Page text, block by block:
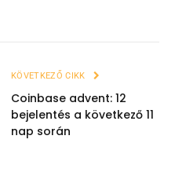
KÖVETKEZŐ CIKK
Coinbase advent: 12
bejelentés a következő 11
nap során